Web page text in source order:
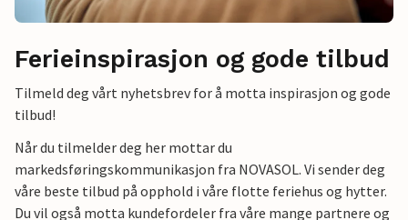
Ferieinspirasjon og gode tilbud
Tilmeld deg vårt nyhetsbrev for å motta inspirasjon og gode
tilbud!
Når du tilmelder deg her mottar du
markedsføringskommunikasjon fra NOVASOL. Vi sender deg
våre beste tilbud på opphold i våre flotte feriehus og hytter.
Du vil også motta kundefordeler fra våre mange partnere og